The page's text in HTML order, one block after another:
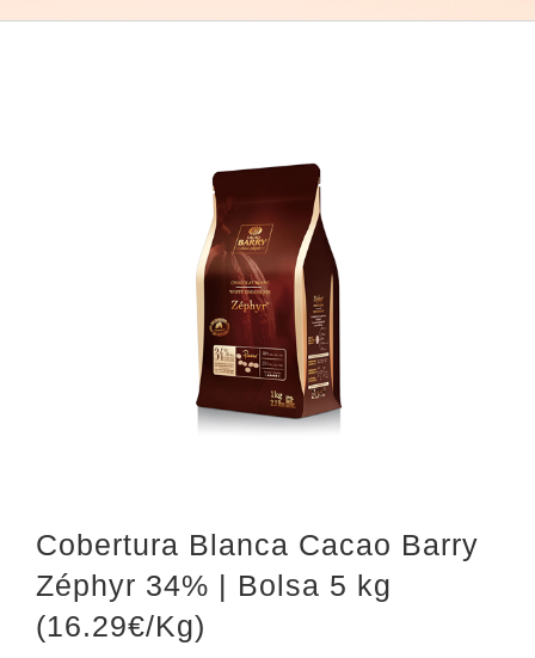
Cobertura Blanca Cacao Barry
Zéphyr 34% | Bolsa 5 kg
(16.29€/Kg)